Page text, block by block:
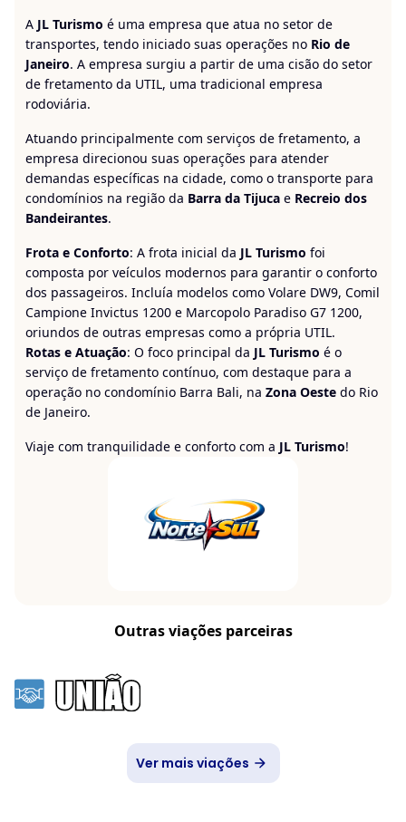
A JL Turismo é uma empresa que atua no setor de
transportes, tendo iniciado suas operações no Rio de
Janeiro. A empresa surgiu a partir de uma cisão do setor
de fretamento da UTIL, uma tradicional empresa
rodoviária.
Atuando principalmente com serviços de fretamento, a
empresa direcionou suas operações para atender
demandas específicas na cidade, como o transporte para
condomínios na região da Barra da Tijuca e Recreio dos
Bandeirantes.
Frota e Conforto: A frota inicial da JL Turismo foi
composta por veículos modernos para garantir o conforto
dos passageiros. Incluía modelos como Volare DW9, Comil
Campione Invictus 1200 e Marcopolo Paradiso G7 1200,
oriundos de outras empresas como a própria UTIL.
Rotas e Atuação: O foco principal da JL Turismo é o
serviço de fretamento contínuo, com destaque para a
operação no condomínio Barra Bali, na Zona Oeste do Rio
de Janeiro.
Viaje com tranquilidade e conforto com a JL Turismo!
Outras viações parceiras
Ver mais viações